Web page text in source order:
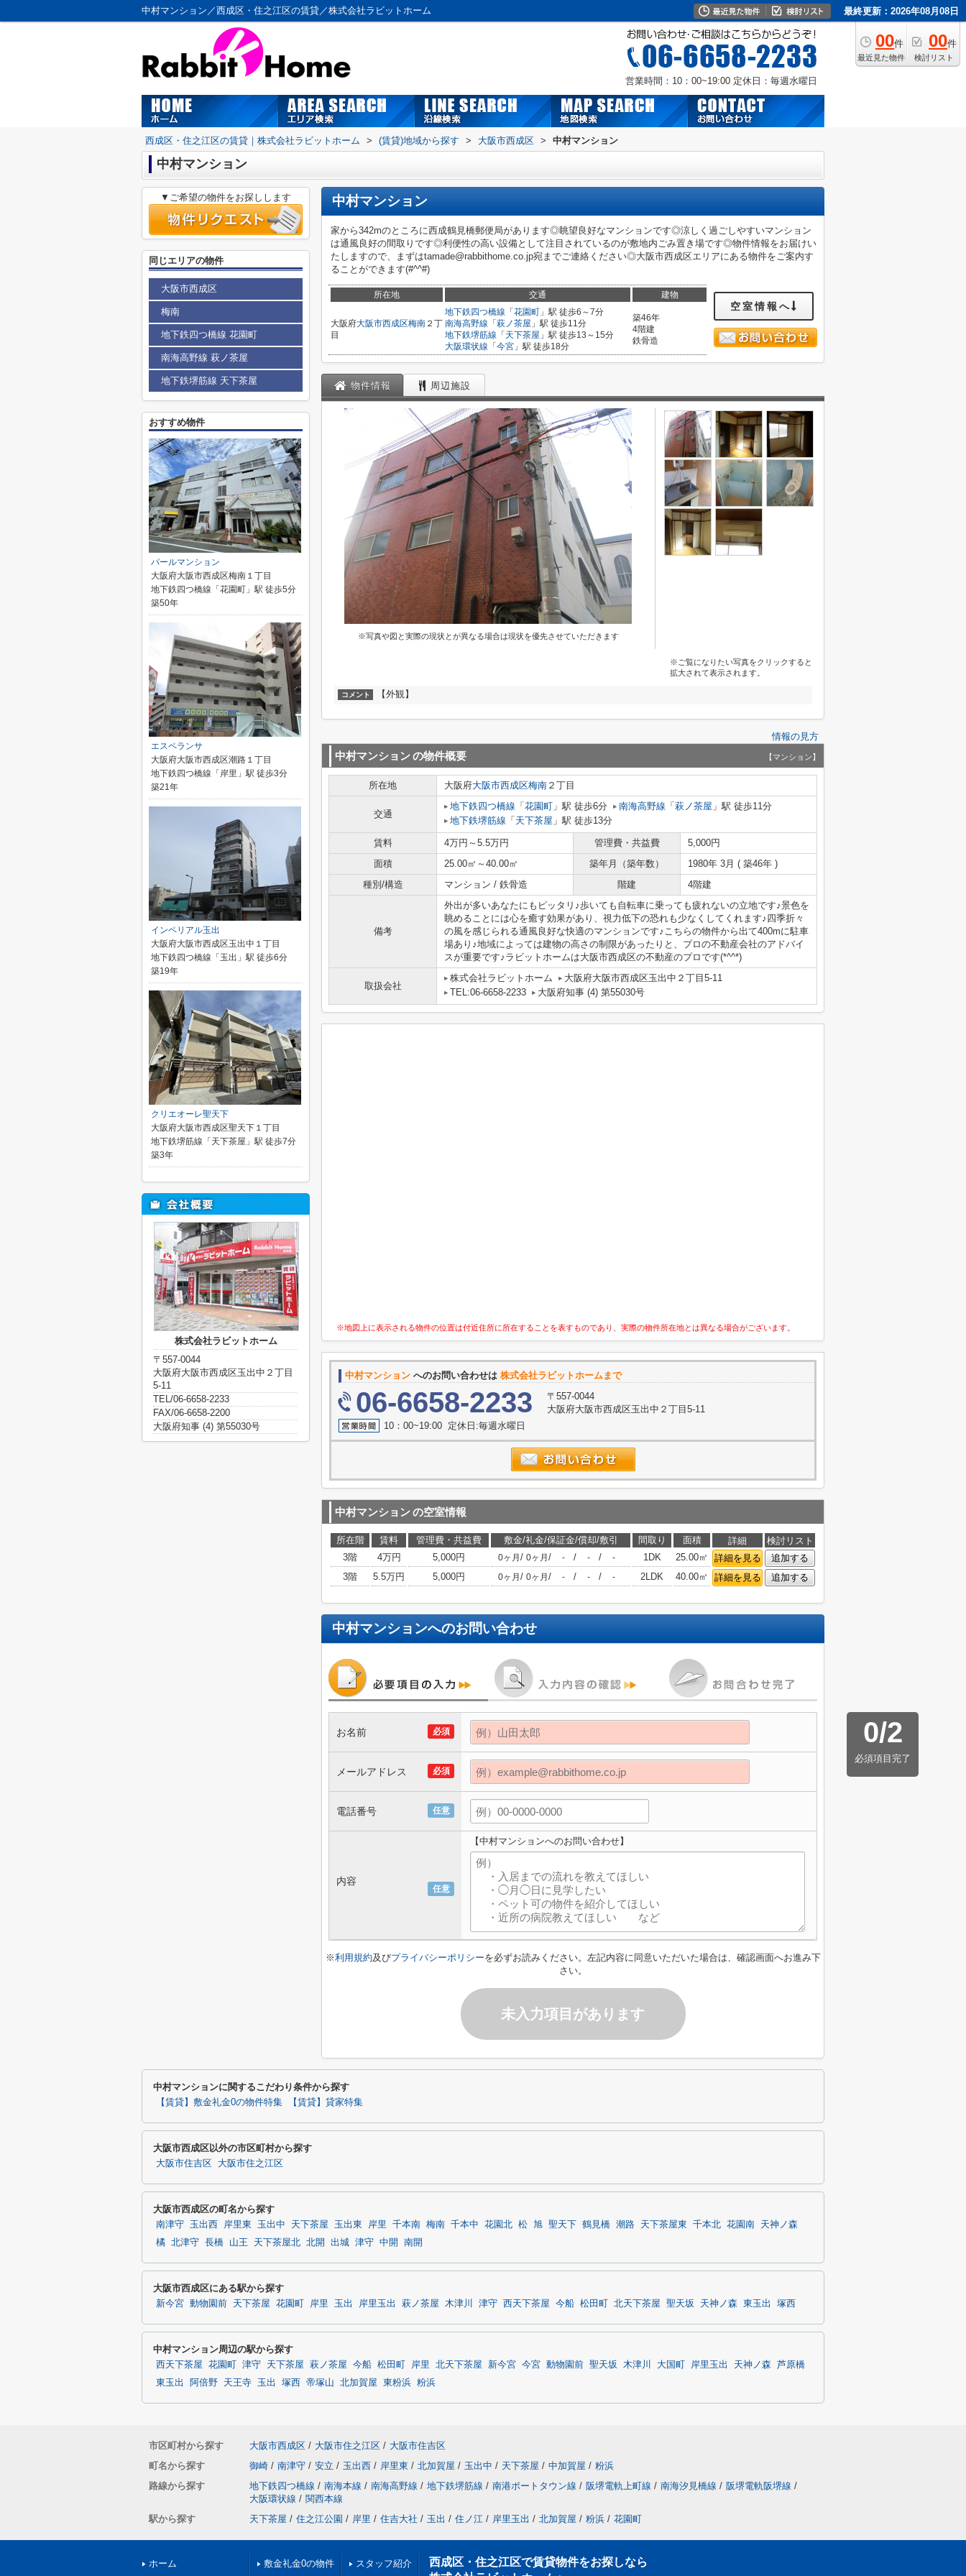
中村マンション／西成区・住之江区の賃貸／株式会社ラビットホーム 最終更新：2026年08月08日
00件
最近見た物件
00件
検討リスト
営業時間：10：00~19:00 定休日：毎週水曜日
西成区・住之江区の賃貸｜株式会社ラビットホーム > (賃貸)地域から探す > 大阪市西成区 > 中村マンション
中村マンション
中村マンション
家から342mのところに西成鶴見橋郵便局があります◎眺望良好なマンションです◎涼しく過ごしやすいマンション
は通風良好の間取りです◎利便性の高い設備として注目されているのが敷地内ごみ置き場です◎物件情報をお届けい
たしますので、まずはtamade@rabbithome.co.jp宛までご連絡ください◎大阪市西成区エリアにある物件をご案内す
ることができます(#^^#)
所在地 交通 建物
大阪府大阪市西成区梅南 ２丁
目
地下鉄四つ橋線 「 花園町 」駅 徒歩6～7分
南海高野線 「 萩ノ茶屋 」駅 徒歩11分
地下鉄堺筋線 「 天下茶屋 」駅 徒歩13～15分
大阪環状線 「 今宮 」駅 徒歩18分
築46年
4階建
鉄骨造
空室情報へ
物件情報 周辺施設
※写真や図と実際の現状とが異なる場合は現状を優先させていただきます
※ご覧になりたい写真をクリックすると
拡大されて表示されます。
コメント 【外観】
情報の見方
中村マンションの物件概要 【マンション】
所在地 大阪府大阪市西成区梅南 ２丁目
交通
地下鉄四つ橋線 「 花園町 」駅 徒歩6分 南海高野線 「 萩ノ茶屋 」駅 徒歩11分
地下鉄堺筋線 「 天下茶屋 」駅 徒歩13分
賃料 4万円～5.5万円 管理費・共益費
5,000円
面積
25.00㎡～40.00㎡ 築年月（築年数）
1980年 3月 ( 築46年 )
種別/構造
マンション / 鉄骨造 階建 4階建
備考
外出が多いあなたにもピッタリ♪歩いても自転車に乗っても疲れないの立地です♪景色を
眺めることには心を癒す効果があり、視力低下の恐れも少なくしてくれます♪四季折々
の風を感じられる通風良好な快適のマンションです♪こちらの物件から出て400mに駐車
場あり♪地域によっては建物の高さの制限があったりと、プロの不動産会社のアドバイ
スが重要です♪ラビットホームは大阪市西成区の不動産のプロです(*^^*)
取扱会社
株式会社ラビットホーム
大阪府大阪市西成区玉出中２丁目5-11
TEL:06-6658-2233
大阪府知事 (4) 第55030号
※地図上に表示される物件の位置は付近住所に所在することを表すものであり、実際の物件所在地とは異なる場合がございます。
中村マンション へのお問い合わせは 株式会社ラビットホームまで
06-6658-2233
〒557-0044
大阪府大阪市西成区玉出中２丁目5-11
10：00~19:00 定休日:毎週水曜日
中村マンションの空室情報
所在階 賃料 管理費・共益費 敷金/礼金/保証金/償却/敷引 間取り 面積 詳細
検討リスト
3階
4万円 5,000円 0ヶ月 / 0ヶ月 / - / - / - 1DK 25.00㎡ 詳細を見る
追加する
3階
5.5万円 5,000円 0ヶ月 / 0ヶ月 / - / - / - 2LDK 40.00㎡ 詳細を見る 追加する
中村マンションへのお問い合わせ
0/2
必須項目完了
必須
お名前
必須
メールアドレス
任意
電話番号
任意
内容
【中村マンションへのお問い合わせ】
※利用規約及びプライバシーポリシーを必ずお読みください。左記内容に同意いただいた場合は、確認画面へお進み下
さい。
未入力項目があります
▼ご希望の物件をお探しします
同じエリアの物件
大阪市西成区
梅南
地下鉄四つ橋線 花園町
南海高野線 萩ノ茶屋
地下鉄堺筋線 天下茶屋
おすすめ物件
パールマンション
大阪府大阪市西成区梅南１丁目
地下鉄四つ橋線「花園町」駅 徒歩5分
築50年
エスペランサ
大阪府大阪市西成区潮路１丁目
地下鉄四つ橋線「岸里」駅 徒歩3分
築21年
インペリアル玉出
大阪府大阪市西成区玉出中１丁目
地下鉄四つ橋線「玉出」駅 徒歩6分
築19年
クリエオーレ聖天下
大阪府大阪市西成区聖天下１丁目
地下鉄堺筋線「天下茶屋」駅 徒歩7分
築3年
株式会社ラビットホーム
〒557-0044
大阪府大阪市西成区玉出中２丁目
5-11
TEL/06-6658-2233
FAX/06-6658-2200
大阪府知事 (4) 第55030号
中村マンションに関するこだわり条件から探す
【賃貸】敷金礼金0の物件特集 【賃貸】貸家特集
大阪市西成区以外の市区町村から探す
大阪市住吉区 大阪市住之江区
大阪市西成区の町名から探す
南津守 玉出西 岸里東 玉出中 天下茶屋 玉出東 岸里 千本南 梅南 千本中 花園北 松 旭 聖天下 鶴見橋 潮路 天下茶屋東 千本北 花園南
天神ノ森
橘 北津守 長橋 山王 天下茶屋北 北開 出城 津守 中開 南開
大阪市西成区にある駅から探す
新今宮 動物園前 天下茶屋 花園町 岸里 玉出 岸里玉出 萩ノ茶屋 木津川 津守 西天下茶屋 今船 松田町 北天下茶屋 聖天坂 天神ノ森 東玉出 塚西
中村マンション周辺の駅から探す
西天下茶屋 花園町 津守 天下茶屋 萩ノ茶屋 今船 松田町 岸里 北天下茶屋 新今宮 今宮 動物園前 聖天坂 木津川 大国町 岸里玉出 天神ノ森
芦原橋
東玉出
阿倍野 天王寺 玉出 塚西 帝塚山 北加賀屋 東粉浜 粉浜
市区町村から探す 大阪市西成区 / 大阪市住之江区 / 大阪市住吉区
町名から探す
御崎 / 南津守 / 安立 / 玉出西 / 岸里東 / 北加賀屋 / 玉出中 / 天下茶屋 / 中加賀屋 / 粉浜
路線から探す
地下鉄四つ橋線 / 南海本線 / 南海高野線 / 地下鉄堺筋線 / 南港ポートタウン線 / 阪堺電軌上町線 / 南海汐見橋線 / 阪堺電軌阪堺線 /
大阪環状線 / 関西本線
駅から探す
天下茶屋 / 住之江公園 / 岸里 / 住吉大社 / 玉出 / 住ノ江 / 岸里玉出 / 北加賀屋 / 粉浜 / 花園町
ホーム 敷金礼金0の物件 スタッフ紹介
西成区・住之江区で賃貸物件をお探しなら